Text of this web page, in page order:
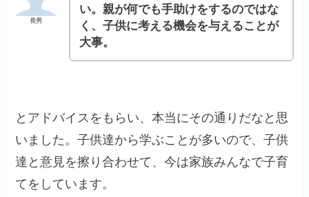
長男
い。親が何でも手助けをするのではな
く、子供に考える機会を与えることが
大事。
とアドバイスをもらい、本当にその通りだなと思
いました。子供達から学ぶことが多いので、子供
達と意見を擦り合わせて、今は家族みんなで子育
てをしています。